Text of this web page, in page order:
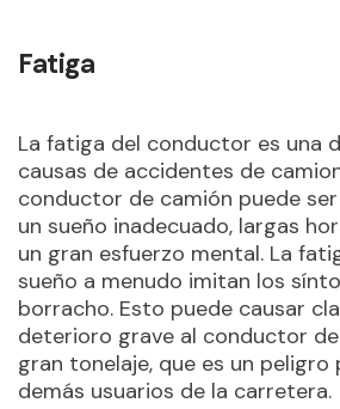
Fatiga
La fatiga del conductor es una
causas de accidentes de
conductor de camión puede
un sueño inadecuado, largas
un gran esfuerzo mental. La
sueño a menudo imitan los
borracho. Esto puede causar
deterioro grave al conductor
gran tonelaje, que es un
demás usuarios de la carretera.